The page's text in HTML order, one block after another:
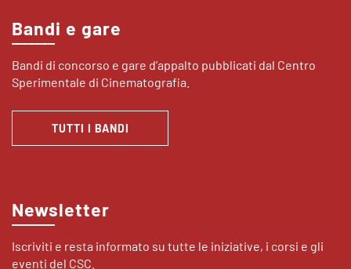
Bandi e gare
Bandi di concorso e gare d’appalto pubblicati dal Centro
Sperimentale di Cinematografia.
TUTTI I BANDI
Newsletter
Iscriviti e resta informato su tutte le iniziative, i corsi e gli
eventi del CSC.